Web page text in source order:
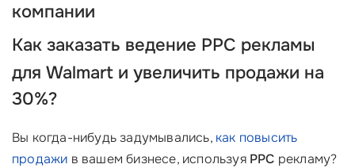
компании
Как заказать ведение PPC рекламы
для Walmart и увеличить продажи на
30%?
Вы когда-нибудь задумывались, как повысить
продажи в вашем бизнесе, используя PPC рекламу?